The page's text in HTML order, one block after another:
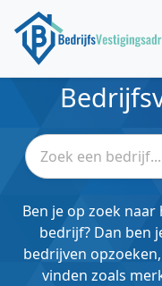
Ben je op zoek
bedrijf? Dan ben
bedrijven
vinden zoals